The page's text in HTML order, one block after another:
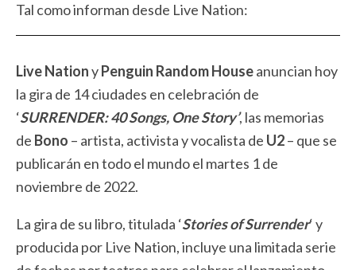
Tal como informan desde Live Nation:
Live NationyPenguin Random Houseanuncian hoy
la gira de 14 ciudades en celebración de
‘SURRENDER: 40 Songs, One Story’, las memorias
de Bono – artista, activista y vocalista de U2– que se
publicarán en todo el mundo el martes 1 de
noviembre de 2022.
La gira de su libro, titulada ‘Stories of Surrender‘ y
producida por Live Nation, incluye una limitada serie